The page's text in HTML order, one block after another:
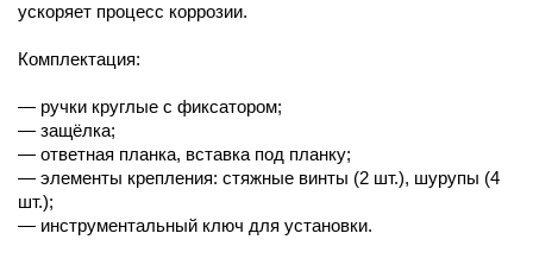
ускоряет процесс коррозии.
Комплектация:
— ручки круглые с фиксатором;
— защёлка;
— ответная планка, вставка под планку;
— элементы крепления: стяжные винты (2 шт.), шурупы (4
шт.);
— инструментальный ключ для установки.